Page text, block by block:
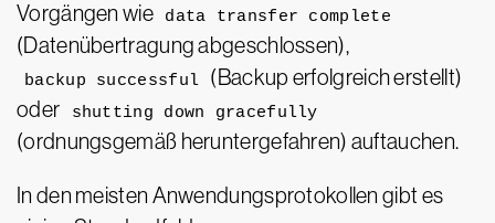
Vorgängen wie
data transfer complete
(Datenübertragung abgeschlossen),
backup successful
(Backup erfolgreich erstellt)
oder
shutting down gracefully
(ordnungsgemäß heruntergefahren) auftauchen.
In den meisten Anwendungsprotokollen gibt es